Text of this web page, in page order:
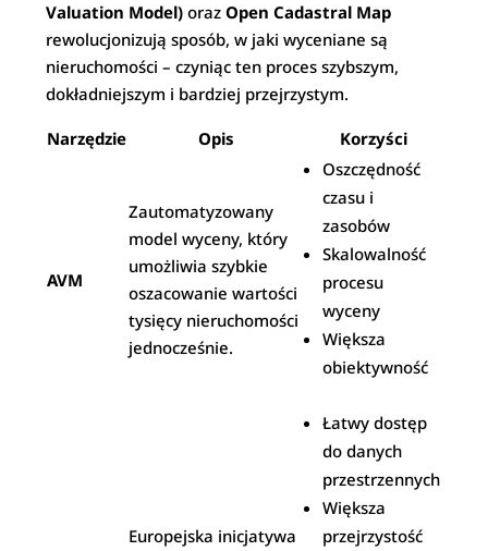
Valuation Model) orazOpen Cadastral Map
rewolucjonizują sposób, w jaki wyceniane są
nieruchomości – czyniąc ten proces szybszym,
dokładniejszym i bardziej przejrzystym.
Narzędzie Opis Korzyści
AVM
Zautomatyzowany
model wyceny, który
umożliwia szybkie
oszacowanie wartości
tysięcy nieruchomości
jednocześnie.
Oszczędność
czasu i
zasobów
Skalowalność
procesu
wyceny
Większa
obiektywność
Europejska inicjatywa
Łatwy dostęp
do danych
przestrzennych
Większa
przejrzystość